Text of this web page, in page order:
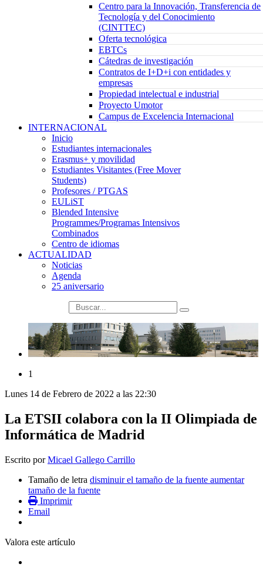
Centro para la Innovación, Transferencia de
Tecnología y del Conocimiento
(CINTTEC)
Oferta tecnológica
EBTCs
Cátedras de investigación
Contratos de I+D+i con entidades y
empresas
Propiedad intelectual e industrial
Proyecto Umotor
Campus de Excelencia Internacional
INTERNACIONAL
Inicio
Estudiantes internacionales
Erasmus+ y movilidad
Estudiantes Visitantes (Free Mover
Students)
Profesores / PTGAS
EULiST
Blended Intensive
Programmes/Programas Intensivos
Combinados
Centro de idiomas
ACTUALIDAD
Noticias
Agenda
25 aniversario
búsqueda
1
Lunes 14 de Febrero de 2022 a las 22:30
La ETSII colabora con la II Olimpiada de
Informática de Madrid
Escrito porMicael Gallego Carrillo
Tamaño de letra disminuir el tamaño de la fuente aumentar
tamaño de la fuente
Imprimir
Email
Valora este artículo